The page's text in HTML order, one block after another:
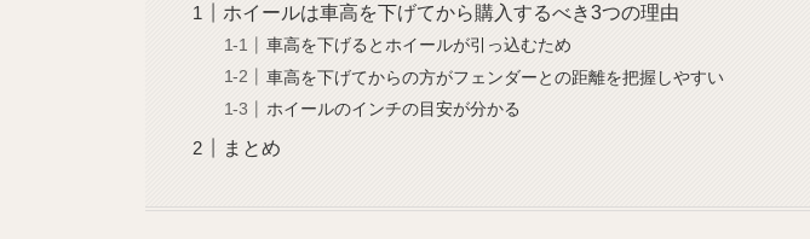
ホイールは車高を下げてから購入するべき3つの理由
車高を下げるとホイールが引っ込むため
車高を下げてからの方がフェンダーとの距離を把握しやすい
ホイールのインチの目安が分かる
まとめ